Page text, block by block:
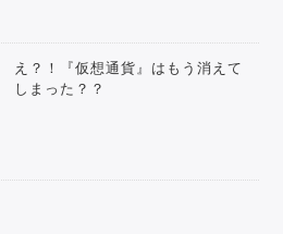
え？！『仮想通貨』はもう消えて
しまった？？